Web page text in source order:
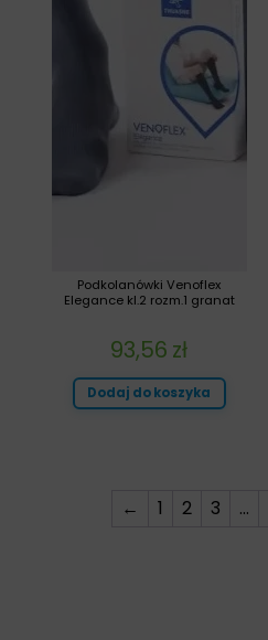
Podkolanówki Venoflex
Elegance kl.2 rozm.1 granat
93,56 zł
Dodaj do koszyka
← 1 2 3 …